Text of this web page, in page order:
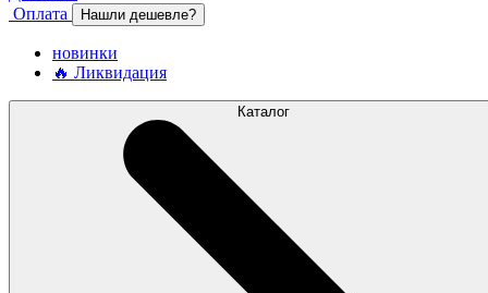
Оплата
Нашли дешевле?
новинки
🔥 Ликвидация
Каталог